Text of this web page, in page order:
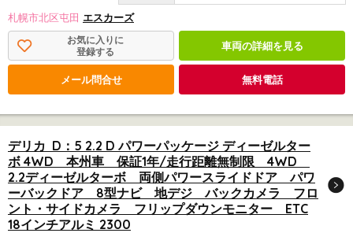
札幌市北区屯田 エスカーズ
お気に入りに
登録する
車両の詳細を見る
メール問合せ 無料電話
デリカ D：5 2.2 D パワーパッケージ ディーゼルター
ボ 4WD 本州車 保証1年/走行距離無制限 4WD
2.2ディーゼルターボ 両側パワースライドドア パワ
ーバックドア 8型ナビ 地デジ バックカメラ フロ
ント・サイドカメラ フリップダウンモニター ETC
18インチアルミ 2300